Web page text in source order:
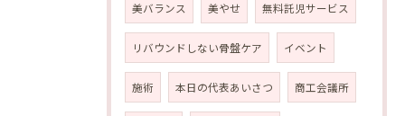
美バランス 美やせ 無料託児サービス
リバウンドしない骨盤ケア イベント
施術 本日の代表あいさつ 商工会議所